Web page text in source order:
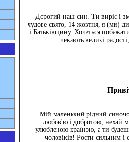
Дорогий наш син. Ти виріс і
чудове свято, 14 жовтня, я (ми)
і Батьківщину. Хочеться
чекають великі
Мій маленький рідний
любов'ю і добротою, нехай
улюбленою країною, а ти будеш
чоловіків! Рости сильним